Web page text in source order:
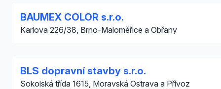
BAUMEX COLOR s.r.o.
Karlova 226/38, Brno-Maloměřice a Obřany
BLS dopravní stavby s.r.o.
Sokolská třída 1615, Moravská Ostrava a Přívoz